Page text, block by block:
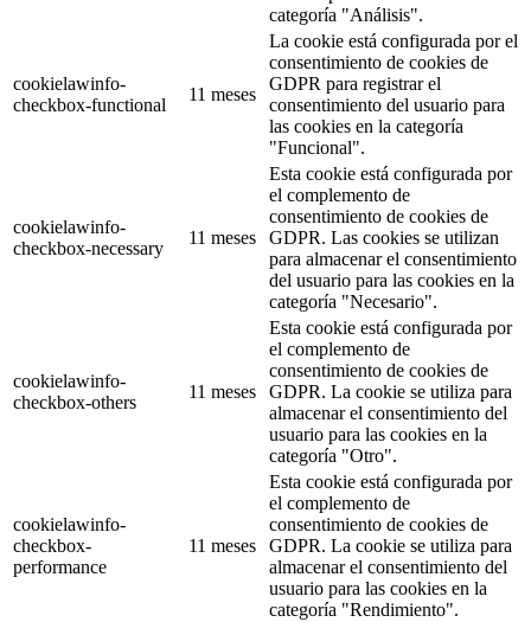
categoría "Análisis".
cookielawinfo-
checkbox-functional
11 meses
La cookie está configurada por el
consentimiento de cookies de
GDPR para registrar el
consentimiento del usuario para
las cookies en la categoría
"Funcional".
cookielawinfo-
checkbox-necessary
11 meses
Esta cookie está configurada por
el complemento de
consentimiento de cookies de
GDPR. Las cookies se utilizan
para almacenar el consentimiento
del usuario para las cookies en la
categoría "Necesario".
cookielawinfo-
checkbox-others
11 meses
Esta cookie está configurada por
el complemento de
consentimiento de cookies de
GDPR. La cookie se utiliza para
almacenar el consentimiento del
usuario para las cookies en la
categoría "Otro".
cookielawinfo-
checkbox-
performance
11 meses
Esta cookie está configurada por
el complemento de
consentimiento de cookies de
GDPR. La cookie se utiliza para
almacenar el consentimiento del
usuario para las cookies en la
categoría "Rendimiento".